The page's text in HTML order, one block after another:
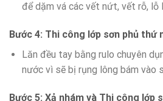
để dặm vá các vết nứt, vết rỗ,
Bước 4: Thi công lớp sơn phủ thứ
Lăn đều tay bằng rulo chuyên
nước vì sẽ bị rụng lông bám vào
Bước 5: Xả nhám và Thi công lớp